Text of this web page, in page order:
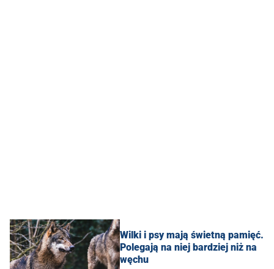
Wilki i psy mają świetną pamięć.
Polegają na niej bardziej niż na
węchu